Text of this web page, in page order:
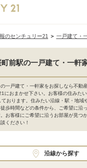
のセンチュリー21 一戸建て・
町前駅の一戸建て・一軒
一戸建て・一軒家をお探しなら不動
におまかせ下さい。お客様の住みた
おります。住みたい沿線・駅・地域
歩時間などの条件から、ご希望に沿
お客様にご希望に沿うお部屋が見つ
ください！
沿線から探す